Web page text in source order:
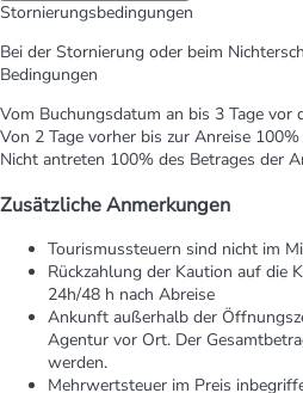
Stornierungsbedingungen
Bei der Stornierung oder beim
Bedingungen
Vom Buchungsdatum an bis 3 Tage vor
Von 2 Tage vorher bis zur Anreise
Nicht antreten 100% des Betrages der
Zusätzliche Anmerkungen
Tourismussteuern sind nicht im
Rückzahlung der Kaution auf die
24h/48 h nach Abreise
Ankunft außerhalb der
Agentur vor Ort. Der
werden.
Mehrwertsteuer im Preis